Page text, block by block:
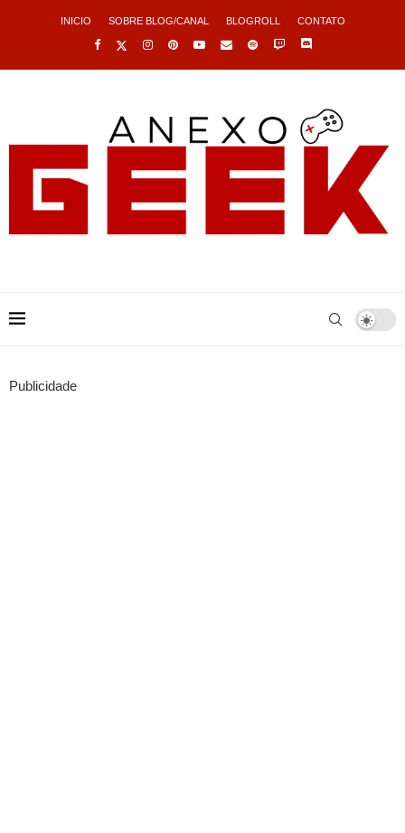
INICIO SOBRE BLOG/CANAL BLOGROLL CONTATO
Publicidade